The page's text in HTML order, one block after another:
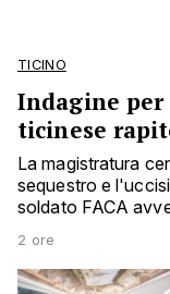
TICINO
Indagine
ticinese
La magistratura
sequestro e
soldato FACA
2 ore